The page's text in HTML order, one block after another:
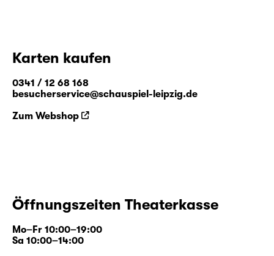
Karten kaufen
0341 / 12 68 168
besucherservice@schauspiel-leipzig.de
Zum Webshop
Öffnungszeiten Theaterkasse
Mo–Fr 10:00–19:00
Sa 10:00–14:00